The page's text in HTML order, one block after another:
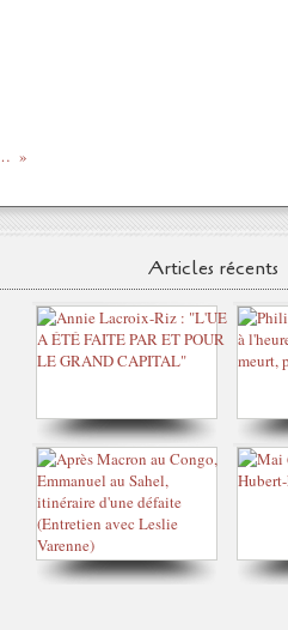
2 Noirs de Secret Story sont des tafioles
Articles récents